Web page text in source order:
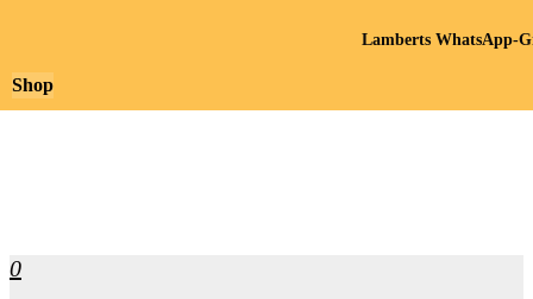
0
Shop
Lamberts WhatsApp-